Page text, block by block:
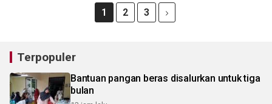
1 2 3
Terpopuler
Bantuan pangan beras disalurkan untuk tiga
bulan